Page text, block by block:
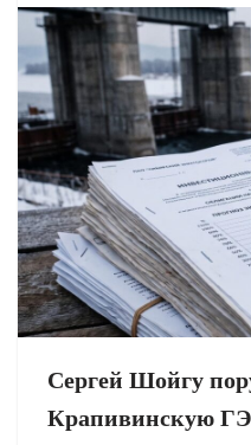
Сергей Шойгу
Крапивинскую